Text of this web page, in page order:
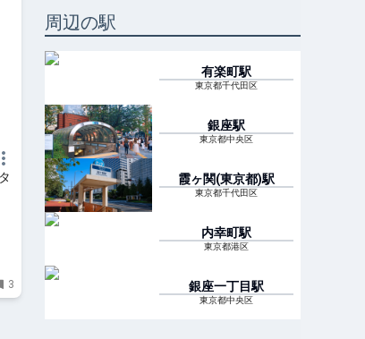
3
周辺の駅
有楽町駅
東京都千代田区
銀座駅
東京都中央区
霞ヶ関(東京都)駅
東京都千代田区
内幸町駅
東京都港区
銀座一丁目駅
東京都中央区